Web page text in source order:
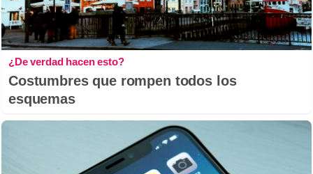
¿De verdad hacen esto?
Costumbres que rompen todos los
esquemas